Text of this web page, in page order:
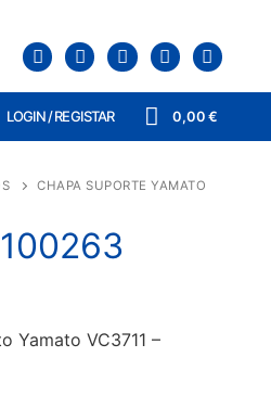
LOGIN / REGISTAR 0,00€
CHAPA SUPORTE YAMATO
Yamato VC3711 –